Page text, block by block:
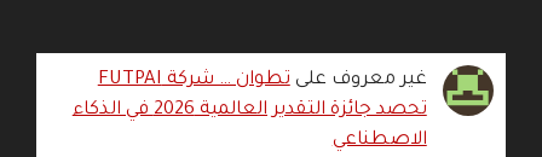
غير معروف على
تطوان … شركة FUTPAI
تحصد جائزة التقدير العالمية 2026 في الذكاء
الاصطناعي